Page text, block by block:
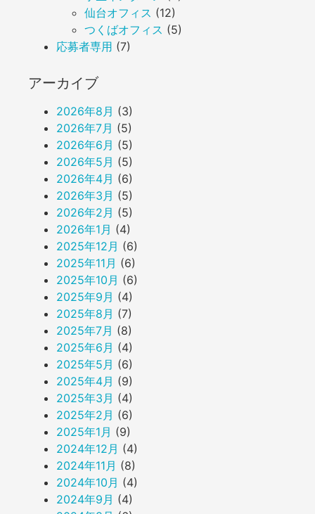
仙台オフィス (12)
つくばオフィス (5)
応募者専用 (7)
アーカイブ
2026年8月 (3)
2026年7月 (5)
2026年6月 (5)
2026年5月 (5)
2026年4月 (6)
2026年3月 (5)
2026年2月 (5)
2026年1月 (4)
2025年12月 (6)
2025年11月 (6)
2025年10月 (6)
2025年9月 (4)
2025年8月 (7)
2025年7月 (8)
2025年6月 (4)
2025年5月 (6)
2025年4月 (9)
2025年3月 (4)
2025年2月 (6)
2025年1月 (9)
2024年12月 (4)
2024年11月 (8)
2024年10月 (4)
2024年9月 (4)